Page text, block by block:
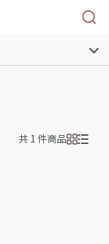
共 1 件商品